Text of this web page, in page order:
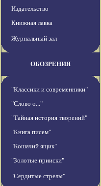
Издательство
Книжная лавка
Журнальный зал
ОБОЗРЕНИЯ
"Классики и современники"
"Слово о..."
"Тайная история творений"
"Книга писем"
"Кошачий ящик"
"Золотые прииски"
"Сердитые стрелы"